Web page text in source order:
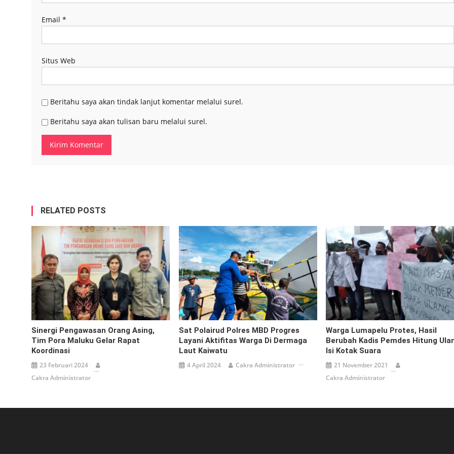
Email *
Situs Web
Beritahu saya akan tindak lanjut komentar melalui surel.
Beritahu saya akan tulisan baru melalui surel.
RELATED POSTS
Sinergi Pengawasan Orang Asing,
Tim Pora Maluku Gelar Rapat
Koordinasi
23 Februari 2024
Cakra Administrator
Sat Polairud Polres MBD Progres
Layani Aktifitas Warga Di Dermaga
Laut Kaiwatu
4 April 2024 Cakra Administrator
Warga Lumapelu Protes, Hasil
Berubah Kadis Pemdes Hitung
Isi Kotak Suara
21 November 2021
Cakra Administrator